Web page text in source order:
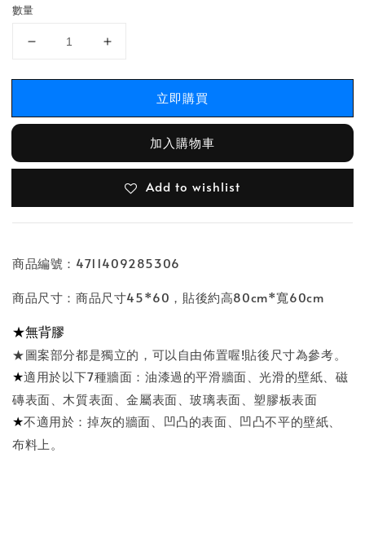
數量
立即購買
加入購物車
Add to wishlist
商品編號：4711409285306
商品尺寸：商品尺寸45*60，貼後約高80cm*寬60cm
★無背膠
★圖案部分都是獨立的，可以自由佈置喔!貼後尺寸為參考。
★適用於以下7種牆面：油漆過的平滑牆面、光滑的壁紙、磁
磚表面、木質表面、金屬表面、玻璃表面、塑膠板表面
★不適用於：掉灰的牆面、凹凸的表面、凹凸不平的壁紙、
布料上。